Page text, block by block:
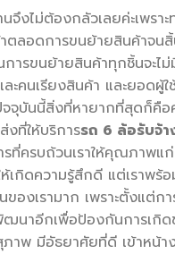
จึงไม่ต้องกลัวเลยค่ะเพรา
ตลอดการขนย้ายสินค้าจน
การขนย้ายสินค้าทุกชิ้นจะไ
ะคนเรียงสินค้า และยอดผู้
จจุบันนี้สิ่งที่หายากที่สุดก็คื
ที่ให้บริการรถ 6 ล้อรับจ้า
รที่ครบถ้วนเราให้คุณภาพแก่
เกิดความรู้สึกดี แต่เราพร้อ
ของเรามาก เพราะตั้งแต่
ฒนาอีกเพื่อป้องกันการเกิด
าพ มีอัธยาศัยที่ดี เข้าหน้า